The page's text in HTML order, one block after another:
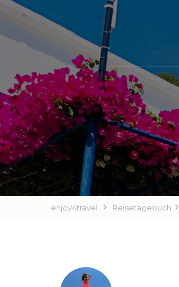
enjoy4travel Reisetagebuch